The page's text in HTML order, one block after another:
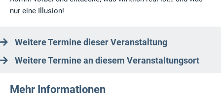
nur eine Illusion!
Weitere Termine dieser Veranstaltung
Weitere Termine an diesem Veranstaltungsort
Mehr Informationen